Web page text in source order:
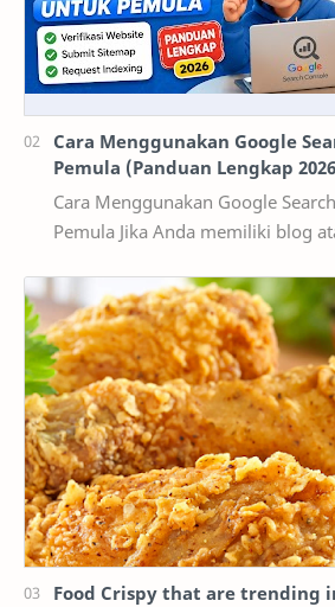
Cara Menggunakan Google
Pemula (Panduan Lengkap
Cara Menggunakan Google
Pemula Jika Anda memiliki blog atau website dan ingin
memaha…
Food Crispy that are trending